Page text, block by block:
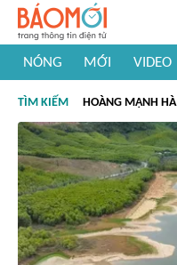
NÓNG MỚI VIDEO
#Khám phá thế giới
TÌM KIẾM HOÀNG MẠNH HÀ